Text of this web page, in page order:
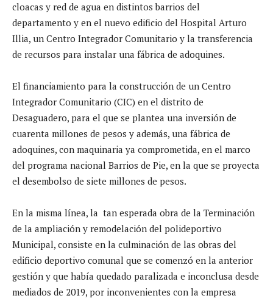
cloacas y red de agua en distintos barrios del
departamento y en el nuevo edificio del Hospital Arturo
Illia, un Centro Integrador Comunitario y la transferencia
de recursos para instalar una fábrica de adoquines.
El financiamiento para la construcción de un Centro
Integrador Comunitario (CIC) en el distrito de
Desaguadero, para el que se plantea una inversión de
cuarenta millones de pesos y además, una fábrica de
adoquines, con maquinaria ya comprometida, en el marco
del programa nacional Barrios de Pie, en la que se proyecta
el desembolso de siete millones de pesos.
En la misma línea, la tan esperada obra de la Terminación
de la ampliación y remodelación del polideportivo
Municipal, consiste en la culminación de las obras del
edificio deportivo comunal que se comenzó en la anterior
gestión y que había quedado paralizada e inconclusa desde
mediados de 2019, por inconvenientes con la empresa